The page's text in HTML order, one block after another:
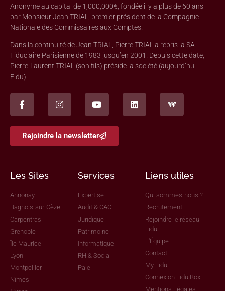
Anonyme au capital de 1,000,000€, fondée il y a plus de 60 ans
par Monsieur Jean TRIAL, premier président de la Compagnie
Nationale des Commissaires aux Comptes.
Dans la continuité de Jean TRIAL, Pierre TRIAL a repris la SA
Fiduciaire Parisienne de 1983 jusqu’en 2001. Depuis cette date,
Pierre-Laurent TRIAL (son fils) préside la société (aujourd’hui
Fidu).
Rejoindre la newsletter
Les Sites
Annonay
Bagnols-sur-Cèze
Carpentras
Grenoble
Île Maurice
Lyon
Montpellier
Nîmes
Services
Expertise
Audit & CAC
Juridique
Patrimoine
Informatique
RH & Social
Paie
Liens utiles
Qui sommes-nous ?
Recrutement
Rejoindre le réseau
Fidu
L'Équipe
Contact
My Fidu
Connexion Fidu Box
Mentions Légales